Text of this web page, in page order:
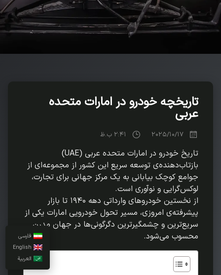
تاریخچه خودرو در امارات متحده
عربی
2025/10/17 2:41 ب.ظ
تاریخ خودرو در امارات متحده عربی (UAE)
بازتاب‌دهنده‌ی توسعه سریع این کشور از مجموعه‌ای از
جوامع کوچک بیابانی به یک مرکز جهانی برای تجارت،
لوکس‌گرایی و نوآوری است.
از نخستین خودروهای وارداتی دهه ۱۹۴۰ تا بازار
پیشرفته‌ی امروزی، مسیر تحول خودرویی امارات یکی از
سریع‌ترین و چشمگیرترین دگرگونی‌ها در جهان مدرن
محسوب می‌شود.
فارسی
English
العربية